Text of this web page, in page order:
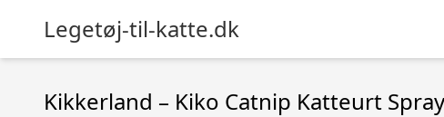
Legetøj-til-katte.dk
Kikkerland – Kiko Catnip Katteurt